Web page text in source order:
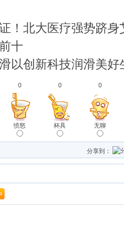
！北大医疗强势跻
十
以创新科技润滑美好
0
愤怒
0
杯具
0
无聊
分享到：